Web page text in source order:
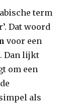
term
Dat woord
voor een
Dan lijkt
om een
als